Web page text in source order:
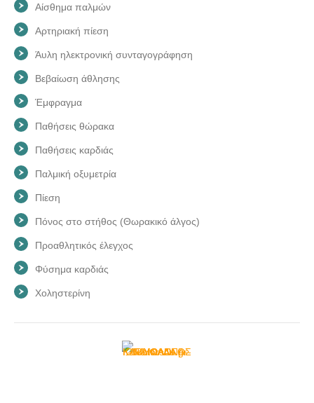
Αίσθημα παλμών
Αρτηριακή πίεση
Άυλη ηλεκτρονική συνταγογράφηση
Βεβαίωση άθλησης
Έμφραγμα
Παθήσεις θώρακα
Παθήσεις καρδιάς
Παλμική οξυμετρία
Πίεση
Πόνος στο στήθος (Θωρακικό άλγος)
Προαθλητικός έλεγχος
Φύσημα καρδιάς
Χοληστερίνη